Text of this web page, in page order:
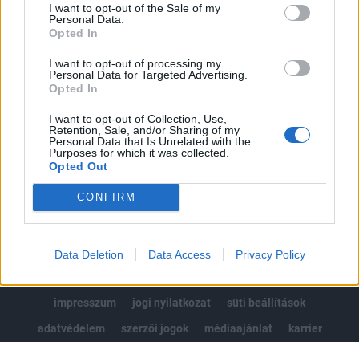
I want to opt-out of the Sale of my
Personal Data.
Opted In
I want to opt-out of processing my
Personal Data for Targeted Advertising.
Opted In
I want to opt-out of Collection, Use,
Retention, Sale, and/or Sharing of my
Personal Data that Is Unrelated with the
Purposes for which it was collected.
Opted Out
CONFIRM
Data Deletion Data Access Privacy Policy
Portfolio.hu teljes cikkarchívum
Kötéslisták: BÉT elmúlt 2 év napon belüli
MÁR ELŐFIZETŐNK VAGY?BEJELENTKEZÉS
impresszum
jogi nyilatkozat
süti beállítások
adatvédelem
szerzői jogok médiaajánlat karrier